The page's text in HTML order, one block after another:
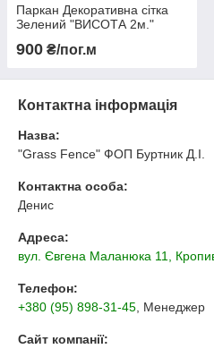
Паркан Декоративна сітка
Зелений "ВИСОТА 2м."
900 ₴/пог.м
Контактна інформація
Назва:
"Grass Fence" ФОП Буртник Д.І.
Контактна особа:
Денис
Адреса:
вул. Євгена Маланюка 11,
Телефон:
+380 (95) 898-31-45 , Менеджер
Сайт компанії: